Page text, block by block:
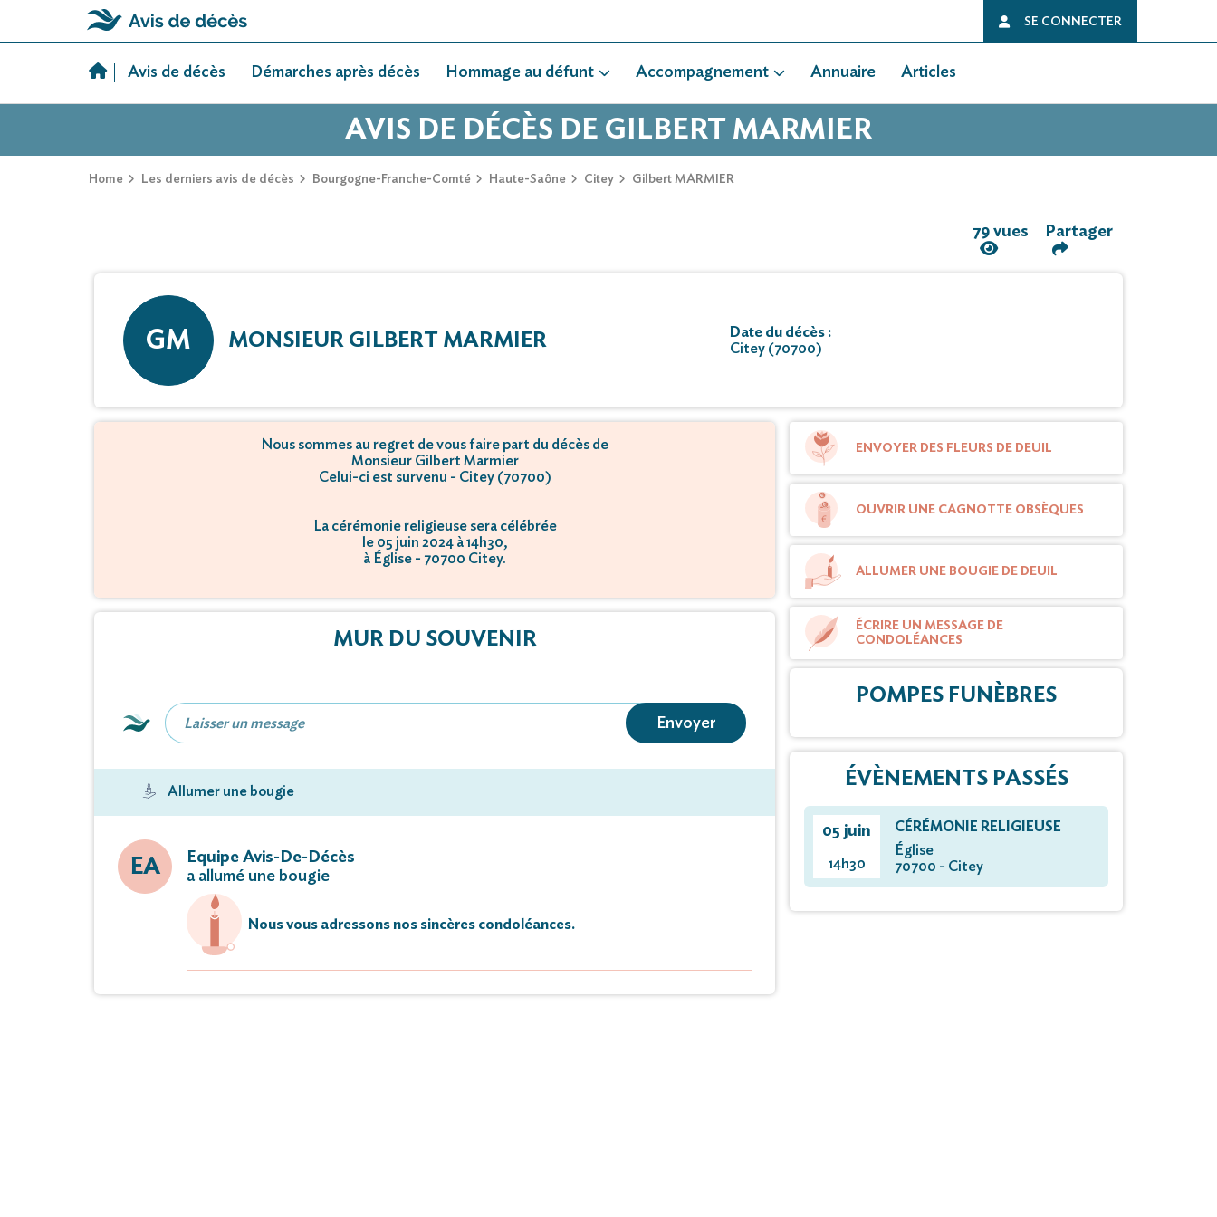
SE CONNECTER
Avis de décès Démarches après décès Hommage au défunt Accompagnement Annuaire Articles
AVIS DE DÉCÈS DE GILBERT MARMIER
Home Les derniers avis de décès Bourgogne-Franche-Comté Haute-Saône Citey Gilbert MARMIER
79 vues Partager
GM MONSIEUR GILBERT MARMIER
Date du décès :
Citey (70700)
Nous sommes au regret de vous faire part du décès de
Monsieur Gilbert Marmier
Celui-ci est survenu - Citey (70700)
La cérémonie religieuse sera célébrée
le 05 juin 2024 à 14h30,
à Église - 70700 Citey.
MUR DU SOUVENIR
Envoyer
Allumer une bougie
EA
Equipe Avis-De-Décès
a allumé une bougie
Nous vous adressons nos sincères condoléances.
ENVOYER DES FLEURS DE DEUIL
OUVRIR UNE CAGNOTTE OBSÈQUES
ALLUMER UNE BOUGIE DE DEUIL
ÉCRIRE UN MESSAGE DE
CONDOLÉANCES
POMPES FUNÈBRES
ÉVÈNEMENTS PASSÉS
05 juin
14h30
CÉRÉMONIE RELIGIEUSE
Église
70700 - Citey